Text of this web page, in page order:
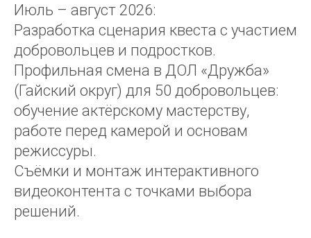
Июль – август 2026:
Разработка сценария квеста с участием
добровольцев и подростков.
Профильная смена в ДОЛ «Дружба»
(Гайский округ) для 50 добровольцев:
обучение актёрскому мастерству,
работе перед камерой и основам
режиссуры.
Съёмки и монтаж интерактивного
видеоконтента с точками выбора
решений.